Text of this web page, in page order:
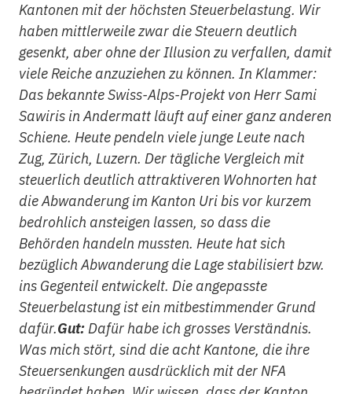
Kantonen mit der höchsten Steuerbelastung. Wir
haben mittlerweile zwar die Steuern deutlich
gesenkt, aber ohne der Illusion zu verfallen, damit
viele Reiche anzuziehen zu können. In Klammer:
Das bekannte Swiss-Alps-Projekt von Herr Sami
Sawiris in Andermatt läuft auf einer ganz anderen
Schiene. Heute pendeln viele junge Leute nach
Zug, Zürich, Luzern. Der tägliche Vergleich mit
steuerlich deutlich attraktiveren Wohnorten hat
die Abwanderung im Kanton Uri bis vor kurzem
bedrohlich ansteigen lassen, so dass die
Behörden handeln mussten. Heute hat sich
bezüglich Abwanderung die Lage stabilisiert bzw.
ins Gegenteil entwickelt. Die angepasste
Steuerbelastung ist ein mitbestimmender Grund
dafür.Gut:Dafür habe ich grosses Verständnis.
Was mich stört, sind die acht Kantone, die ihre
Steuersenkungen ausdrücklich mit der NFA